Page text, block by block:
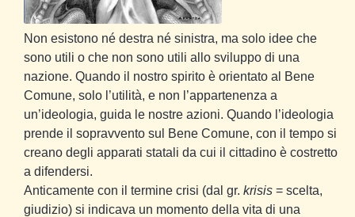
Non esistono né destra né sinistra, ma solo idee che
sono utili o che non sono utili allo sviluppo di una
nazione. Quando il nostro spirito è orientato al Bene
Comune, solo l’utilità, e non l’appartenenza a
un’ideologia, guida le nostre azioni. Quando l’ideologia
prende il sopravvento sul Bene Comune, con il tempo si
creano degli apparati statali da cui il cittadino è costretto
a difendersi.
Anticamente con il termine crisi (dal gr. krisis = scelta,
giudizio) si indicava un momento della vita di una